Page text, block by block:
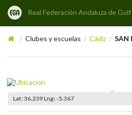
Real Federación Andaluza de Golf
/ Clubes y escuelas / Cádiz / SAN
Lat: 36.239 Lng: -5.367